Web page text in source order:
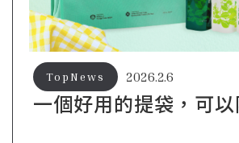
一個好用的提袋，可以
2026.2.6
TopNews